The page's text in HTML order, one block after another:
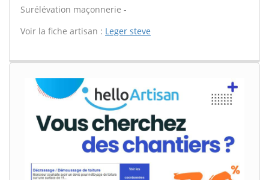
Surélévation maçonnerie -
Voir la fiche artisan : Leger steve